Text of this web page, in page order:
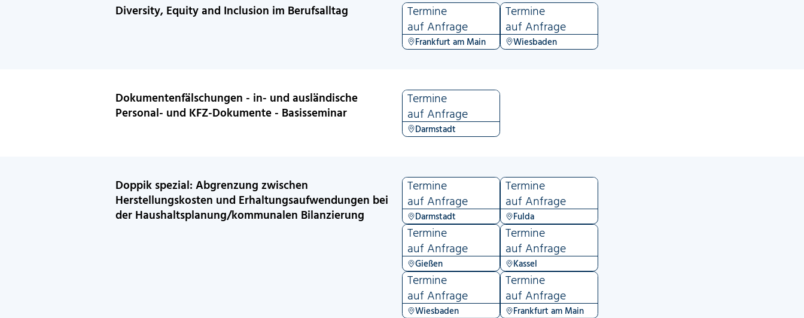
Diversity, Equity and Inclusion im Berufsalltag
Termine
auf Anfrage
Frankfurt am Main
Termine
auf Anfrage
Wiesbaden
Dokumentenfälschungen - in- und ausländische
Personal- und KFZ-Dokumente - Basisseminar
Termine
auf Anfrage
Darmstadt
Doppik spezial: Abgrenzung zwischen
Herstellungskosten und Erhaltungsaufwendungen bei
der Haushaltsplanung/kommunalen Bilanzierung
Termine
auf Anfrage
Darmstadt
Termine
auf Anfrage
Fulda
Termine
auf Anfrage
Gießen
Termine
auf Anfrage
Kassel
Termine
auf Anfrage
Wiesbaden
Termine
auf Anfrage
Frankfurt am Main